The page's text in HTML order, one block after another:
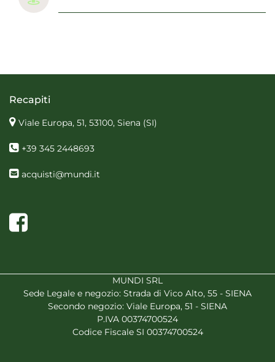
Recapiti
Viale Europa, 51, 53100, Siena (SI)
+39 345 2448693
acquisti@mundi.it
Facebook
MUNDI SRL
Sede Legale e negozio: Strada di Vico Alto, 55 - SIENA
Secondo negozio: Viale Europa, 51 - SIENA
P.IVA 00374700524
Codice Fiscale SI 00374700524